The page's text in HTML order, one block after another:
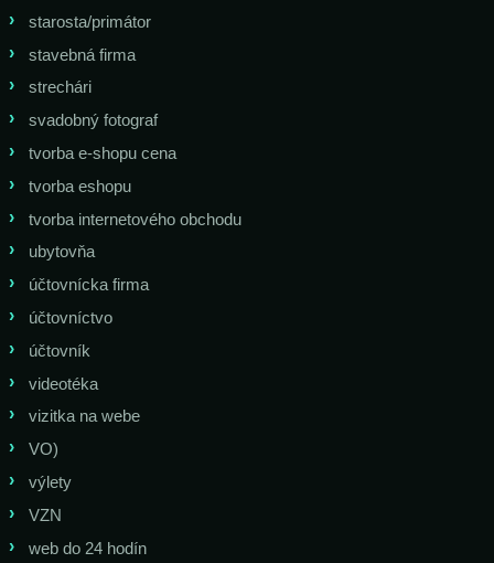
starosta/primátor
stavebná firma
strechári
svadobný fotograf
tvorba e-shopu cena
tvorba eshopu
tvorba internetového obchodu
ubytovňa
účtovnícka firma
účtovníctvo
účtovník
videotéka
vizitka na webe
VO)
výlety
VZN
web do 24 hodín